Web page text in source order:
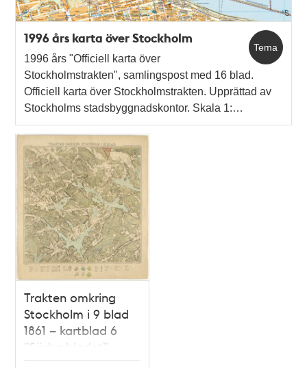
Tema
1996 års karta över Stockholm
1996 års "Officiell karta över
Stockholmstrakten", samlingspost med 16 blad.
Officiell karta över Stockholmstrakten. Upprättad av
Stockholms stadsbyggnadskontor. Skala 1:…
Trakten omkring
Stockholm i 9 blad
1861 – kartblad 6
”Södra bladet”,
översett 1892